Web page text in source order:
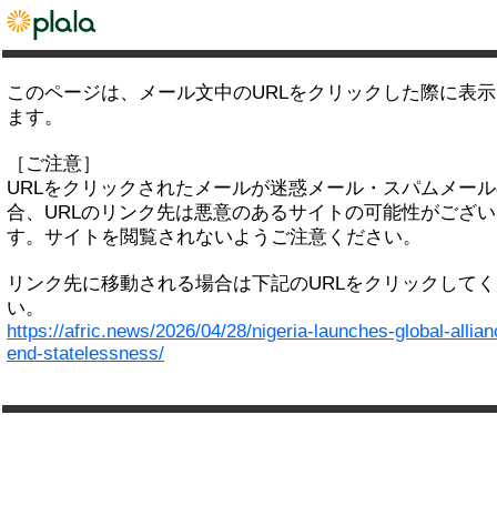
このページは、メール文中のURLをクリックした際に表
ます。
［ご注意］
URLをクリックされたメールが迷惑メール・スパムメー
合、URLのリンク先は悪意のあるサイトの可能性がござ
す。サイトを閲覧されないようご注意ください。
リンク先に移動される場合は下記のURLをクリックして
い。
https://afric.news/2026/04/28/nigeria-launches-global-
end-statelessness/